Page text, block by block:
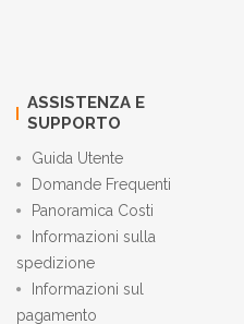
ASSISTENZA E
SUPPORTO
Guida Utente
Domande Frequenti
Panoramica Costi
Informazioni sulla
spedizione
Informazioni sul
pagamento